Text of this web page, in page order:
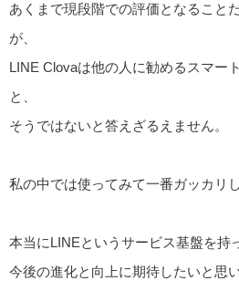
あくまで現段階での評価となること
が、
LINE Clovaは他の人に勧めるスマー
と、
そうではないと答えざるえません。
私の中では使ってみて一番ガッカリ
本当にLINEというサービス基盤を持
今後の進化と向上に期待したいと思い